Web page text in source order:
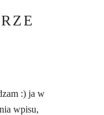
:) ja w
wpisu,